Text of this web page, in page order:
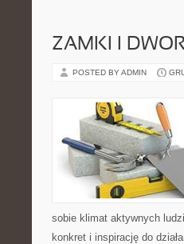
ZAMKI I
POSTED BY ADMIN
sobie klimat aktywnych
konkret i inspirację do